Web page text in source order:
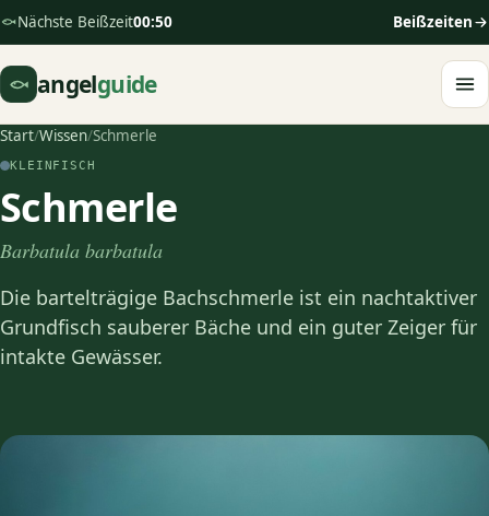
Nächste Beißzeit00:50 Beißzeiten
angelguide
Start/Wissen/Schmerle
KLEINFISCH
Schmerle
Barbatula barbatula
Die bartelträgige Bachschmerle ist ein nachtaktiver
Grundfisch sauberer Bäche und ein guter Zeiger für
intakte Gewässer.